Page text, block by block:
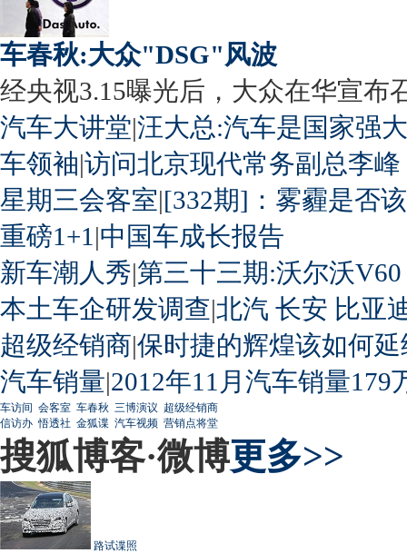
车春秋:大众"DSG"风波
经央视3.15曝光后，大众在华宣布
汽车大讲堂|汪大总:汽车是国家强
车领袖|访问北京现代常务副总李峰
星期三会客室|[332期]：雾霾是否
重磅1+1 |中国车成长报告
新车潮人秀|第三十三期:沃尔沃
本土车企研发调查|北汽 长安 比亚
超级经销商|保时捷的辉煌该如何延
汽车销量|2012年11月汽车销量179
车访间 会客室 车春秋 三博演议 超级经销商
信访办 悟透社 金狐谍 汽车视频 营销点将堂
搜狐博客·微博更多>>
路试谍照